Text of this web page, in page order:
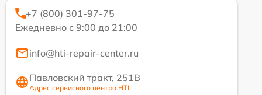
+7 (800) 301-97-75
Ежедневно с 9:00 до 21:00
info@hti-repair-center.ru
Павловский тракт, 251В
Адрес сервисного центра HTI